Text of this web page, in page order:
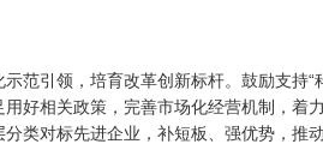
引领，培育改革创新标杆。鼓励支持“
用好相关政策，完善市场化经营机制，着
分类对标先进企业，补短板、强优势，推